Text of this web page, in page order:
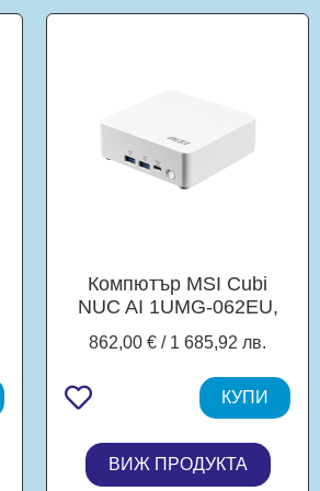
Компютър MSI Cubi
NUC AI 1UMG-062EU,
18C (1.2 / 4.5 GHz,
18MB Cache), Intel Arc 7
Core, 16GB DDR5
SODIMM, 512GB SSD
M.2 NVMe, Windows 11
Pro
862,00 € / 1 685,92 лв.
КУПИ
ВИЖ ПРОДУКТА